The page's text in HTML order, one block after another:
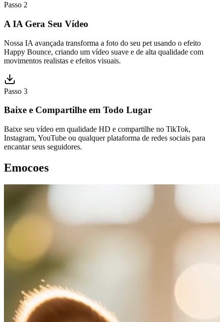
Passo 2
A IA Gera Seu Vídeo
Nossa IA avançada transforma a foto do seu pet usando o efeito
Happy Bounce, criando um vídeo suave e de alta qualidade com
movimentos realistas e efeitos visuais.
Passo 3
Baixe e Compartilhe em Todo Lugar
Baixe seu vídeo em qualidade HD e compartilhe no TikTok,
Instagram, YouTube ou qualquer plataforma de redes sociais para
encantar seus seguidores.
Emocoes